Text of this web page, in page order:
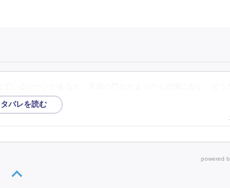
powered